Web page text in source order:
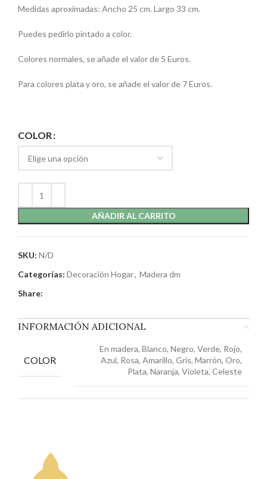
Medidas aproximadas: Ancho 25 cm. Largo 33 cm.
Puedes pedirlo pintado a color.
Colores normales, se añade el valor de 5 Euros.
Para colores plata y oro, se añade el valor de 7 Euros.
COLOR
AÑADIR AL CARRITO
SKU: N/D
Categorías: Decoración Hogar, Madera dm
Share:
INFORMACIÓN ADICIONAL
COLOR
En madera, Blanco, Negro, Verde, Rojo,
Azul, Rosa, Amarillo, Gris, Marrón, Oro,
Plata, Naranja, Violeta, Celeste